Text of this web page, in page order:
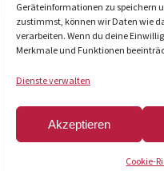
Geräteinformationen zu speichern
zustimmst, können wir Daten wie
verarbeiten. Wenn du deine
Merkmale und Funktionen
Dienste verwalten
Akzeptieren
Cookie-
🇫🇷 Frankreich 🇮🇹